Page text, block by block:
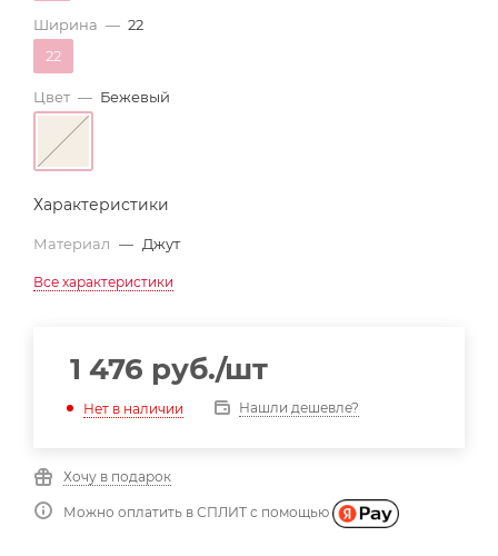
Ширина — 22
22
Цвет — Бежевый
Характеристики
Материал — Джут
Все характеристики
1 476 руб./шт
Нет в наличии Нашли дешевле?
Хочу в подарок
Можно оплатить в СПЛИТ с помощью